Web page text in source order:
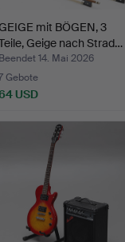
mit BÖGEN, 3
Geige nach Strad…
Beendet 14. Mai 2026
Gebote
USD